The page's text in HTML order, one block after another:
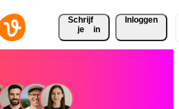
Schrijf
je
in
Inloggen